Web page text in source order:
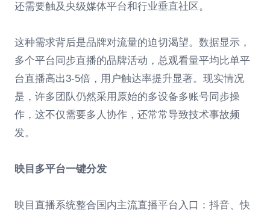
还需要触及央级媒体平台和行业垂直社区。
这种需求背后是品牌对流量的迫切渴望。数据显示，
多个平台同步直播的品牌活动，总观看量平均比单平
台直播高出3-5倍，用户触达率提升显著。现实情况
是，许多团队仍然采用原始的多设备多账号同步操
作，这不仅需要多人协作，还常常导致技术事故频
发。
映目多平台一键分发
映目直播系统整合国内主流直播平台入口：抖音、快